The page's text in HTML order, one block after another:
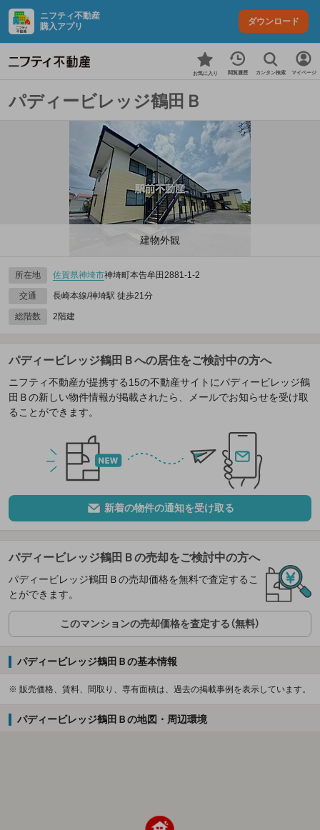
ニフティ不動産
購入アプリ
ダウンロード
お気に入り 閲覧履歴 カンタン検索 マイページ
パディービレッジ鶴田Ｂ
建物外観
所在地 佐賀県神埼市神埼町本告牟田2881‐1‐2
交通 長崎本線/神埼駅 徒歩21分
総階数 2階建
パディービレッジ鶴田Ｂへの居住をご検討中の方へ
ニフティ不動産が提携する15の不動産サイトにパディービレッジ鶴
田Ｂの新しい物件情報が掲載されたら、メールでお知らせを受け取
ることができます。
新着の物件の通知を受け取る
パディービレッジ鶴田Ｂの売却をご検討中の方へ
パディービレッジ鶴田Ｂの売却価格を無料で査定するこ
とができます。
このマンションの売却価格を査定する（無料）
パディービレッジ鶴田Ｂの基本情報
※ 販売価格、賃料、間取り、専有面積は、過去の掲載事例を表示しています。
パディービレッジ鶴田Ｂの地図・周辺環境